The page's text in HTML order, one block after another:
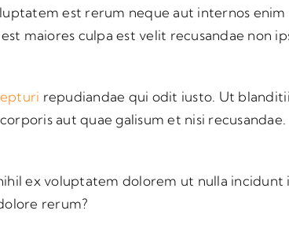
est rerum neque aut internos enim
maiores culpa est velit recusandae non
repudiandae qui odit iusto. Ut
aut quae galisum et nisi recusandae.
ex voluptatem dolorem ut nulla incidunt
rerum?